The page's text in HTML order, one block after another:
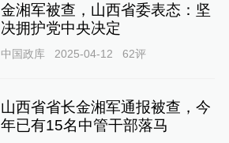
金湘军被查，山西省委表态：坚
决拥护党中央决定
中国政库 2025-04-12 62评
山西省省长金湘军通报被查，今
年已有15名中管干部落马